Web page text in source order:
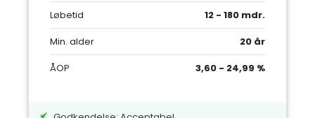
Løbetid
12 - 180 mdr.
Min. alder
20 år
ÅOP
3,60 - 24,99 %